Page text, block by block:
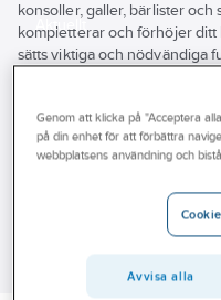
Aktuellt
konsoller, galler, bärlister
kompletterar och förhöjer
sätts viktiga och nödvändiga
inredningsbeslag som
webbutiken eller besök din
Byggvarubedömningen
Sunda hus
DURI
Genom att klicka på "Acceptera
på din enhet för att förbättra
webbplatsens användning och
Avvisa alla